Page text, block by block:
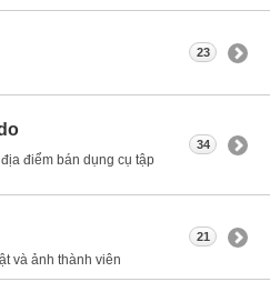
23
điểm bán dụng cụ tập
34
và ảnh thành viên
21